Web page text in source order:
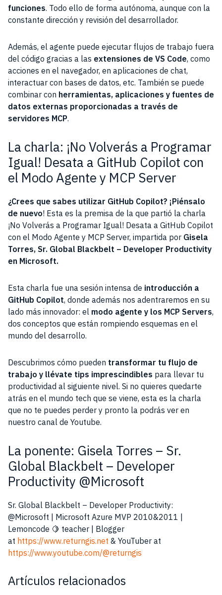
funciones. Todo ello de forma autónoma, aunque con la
constante dirección y revisión del desarrollador.
Además, el agente puede ejecutar flujos de trabajo fuera
del código gracias a las extensiones de VS Code, como
acciones en el navegador, en aplicaciones de chat,
interactuar con bases de datos, etc. También se puede
combinar con herramientas, aplicaciones y fuentes de
datos externas proporcionadas a través de
servidores MCP.
La charla: ¡No Volverás a Programar
Igual! Desata a GitHub Copilot con
el Modo Agente y MCP Server
¿Crees que sabes utilizar GitHub Copilot? ¡Piénsalo
de nuevo! Esta es la premisa de la que partió la charla
¡No Volverás a Programar Igual! Desata a GitHub Copilot
con el Modo Agente y MCP Server, impartida por Gisela
Torres, Sr. Global Blackbelt – Developer Productivity
en Microsoft.
Esta charla fue una sesión intensa de introducción a
GitHub Copilot, donde además nos adentraremos en su
lado más innovador: el modo agente y los MCP Servers,
dos conceptos que están rompiendo esquemas en el
mundo del desarrollo.
Descubrimos cómo pueden transformar tu flujo de
trabajo y llévate tips imprescindibles para llevar tu
productividad al siguiente nivel. Si no quieres quedarte
atrás en el mundo tech que se viene, esta es la charla
que no te puedes perder y pronto la podrás ver en
nuestro canal de Youtube.
La ponente: Gisela Torres – Sr.
Global Blackbelt – Developer
Productivity @Microsoft
Sr. Global Blackbelt – Developer Productivity:
@Microsoft | Microsoft Azure MVP 2010&2011 |
Lemoncode 🍋 teacher | Blogger
at https://www.returngis.net & YouTuber at
https://www.youtube.com/@returngis
Artículos relacionados